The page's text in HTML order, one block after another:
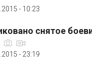
- 10:23
снятое
- 23:19